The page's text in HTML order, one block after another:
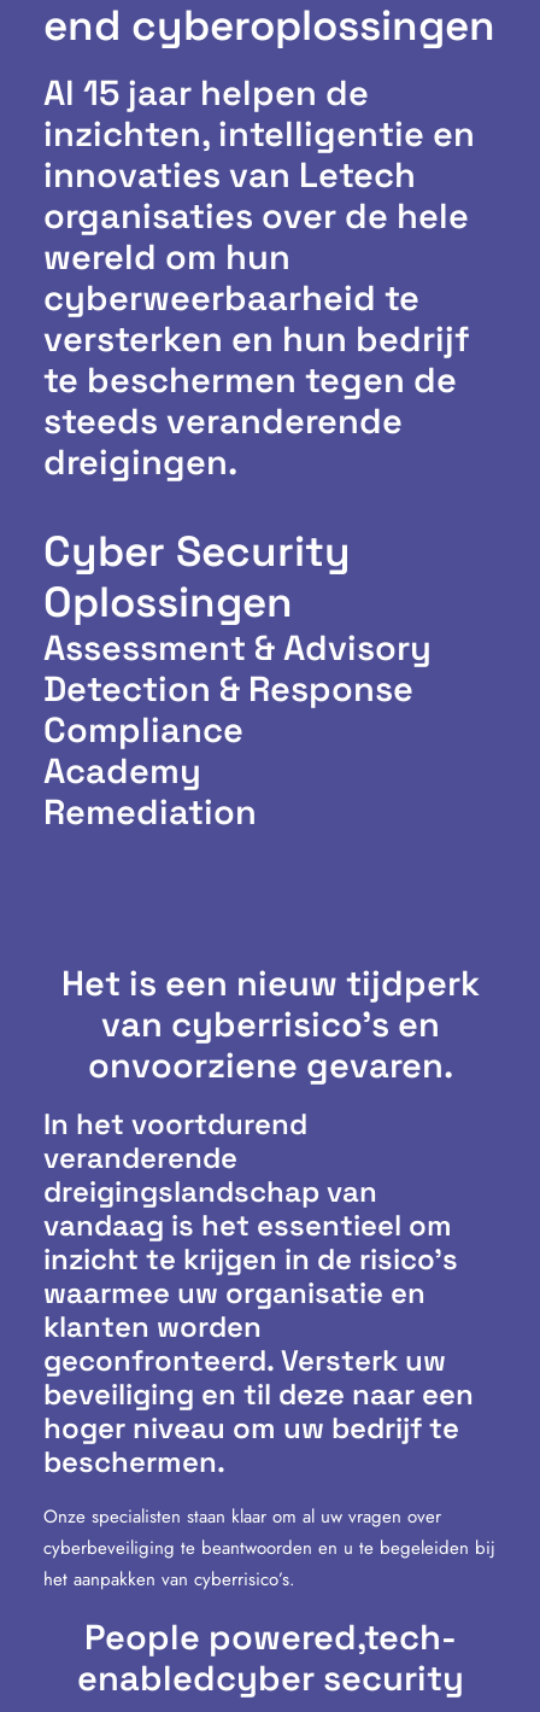
Cyber Security
Oplossingen
Assessment & Advisory
Detection & Response
Compliance
Academy
Remediation
end cyberoplossingen
Al 15 jaar helpen de
inzichten, intelligentie en
innovaties van Letech
organisaties over de hele
wereld om hun
cyberweerbaarheid te
versterken en hun bedrijf
te beschermen tegen de
steeds veranderende
dreigingen.
Het is een nieuw tijdperk
van cyberrisico's en
onvoorziene gevaren.
In het voortdurend
veranderende
dreigingslandschap van
vandaag is het essentieel om
inzicht te krijgen in de risico’s
waarmee uw organisatie en
klanten worden
geconfronteerd. Versterk uw
beveiliging en til deze naar een
hoger niveau om uw bedrijf te
beschermen.
Onze specialisten staan klaar om al uw vragen over
cyberbeveiliging te beantwoorden en u te begeleiden bij
het aanpakken van cyberrisico’s.
People powered,tech-
enabledcyber security